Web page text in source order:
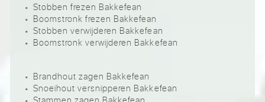
Stobben frezen Bakkefean
Boomstronk frezen Bakkefean
Stobben verwijderen Bakkefean
Boomstronk verwijderen Bakkefean
Brandhout zagen Bakkefean
Snoeihout versnipperen Bakkefean